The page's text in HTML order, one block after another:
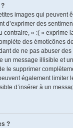
images qui peuvent
d’exprimer des
contraire, « :( » exprime
des émoticônes
de ne pas abuser
un message illisible et
le supprimer
également limiter
d’insérer à un
?